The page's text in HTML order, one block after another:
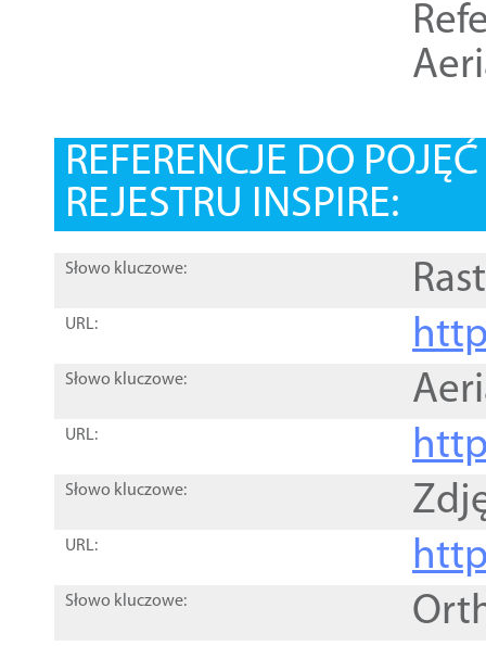
REFERENCJE DO
REJESTRU INSPIRE:
Słowo kluczowe:
URL:
Słowo kluczowe:
URL:
Słowo kluczowe:
URL:
Słowo kluczowe: